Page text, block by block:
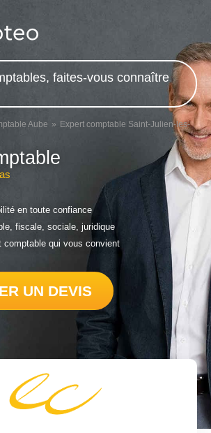
faites-vous connaître
Aube
Expert comptable Saint-Julien-les-
en toute confiance
fiscale, sociale, juridique
comptable qui vous convient
UN DEVIS